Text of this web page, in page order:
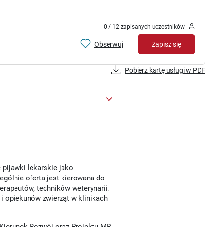
0 / 12 zapisanych uczestników
Obserwuj Zapisz się
Pobierz kartę usługi w PDF
pijawki lekarskie jako
oferta jest kierowana do
techników weterynarii,
opiekunów zwierząt w klinikach